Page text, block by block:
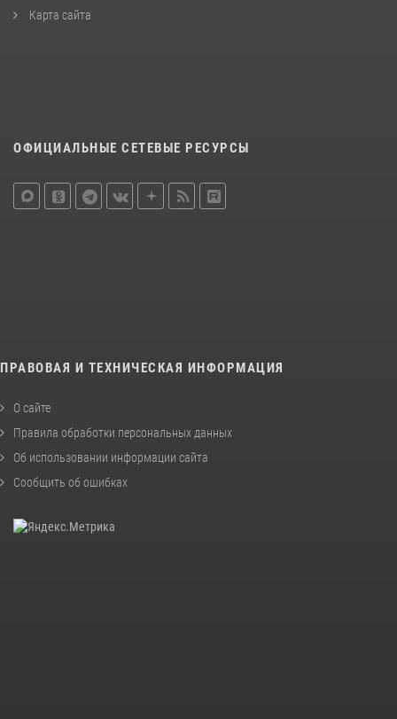
Карта сайта
ОФИЦИАЛЬНЫЕ СЕТЕВЫЕ РЕСУРСЫ
ПРАВОВАЯ И ТЕХНИЧЕСКАЯ ИНФОРМАЦИЯ
О сайте
Правила обработки персональных данных
Об использовании информации сайта
Сообщить об ошибках